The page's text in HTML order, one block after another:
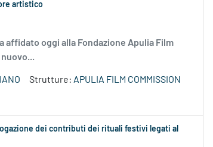
artistico
oggi alla Fondazione Apulia Film
Strutture: APULIA FILM COMMISSION
dei contributi dei rituali festivi legati al